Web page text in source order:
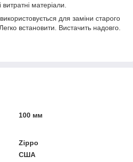
витратні матеріали.
для заміни старого
встановити. Вистачить надовго.
100 мм
Zippo
США